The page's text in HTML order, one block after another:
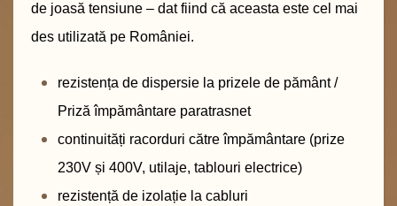
de joasă tensiune – dat fiind că aceasta este cel mai
des utilizată pe României.
rezistența de dispersie la prizele de pământ /
Priză împământare paratrasnet
continuități racorduri către împământare (prize
230V și 400V, utilaje, tablouri electrice)
rezistență de izolație la cabluri